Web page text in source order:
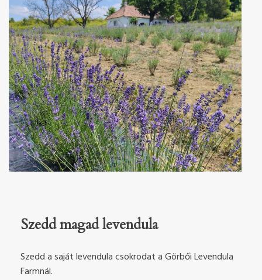
Szedd magad levendula
Szedd a saját levendula csokrodat a Görbői Levendula
Farmnál.